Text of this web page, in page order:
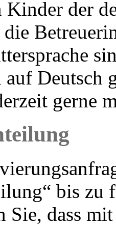
Kinder der
die
auf Deutsch
gerne
bis zu
Sie, dass